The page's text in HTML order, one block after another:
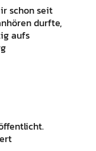
schon seit
durfte,
aufs